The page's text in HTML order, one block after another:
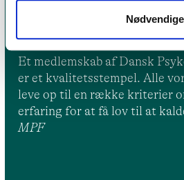
Nødvendige
Et medlemskab af Dansk
er et kvalitetsstempel. Alle
leve op til en række kriterier
erfaring for at få lov til at
MPF